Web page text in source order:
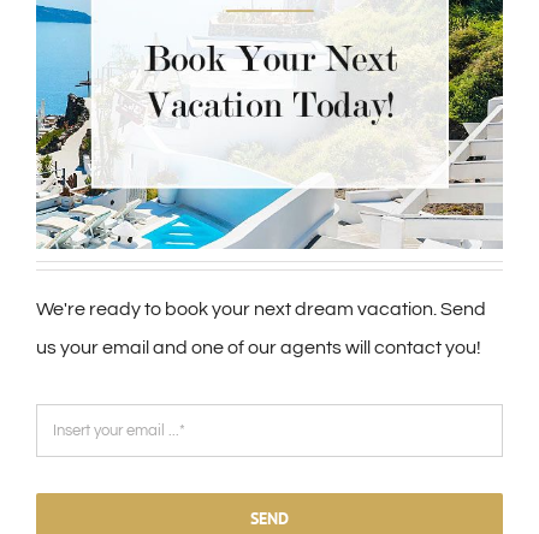
We're ready to book your next dream vacation. Send
us your email and one of our agents will contact you!
SEND